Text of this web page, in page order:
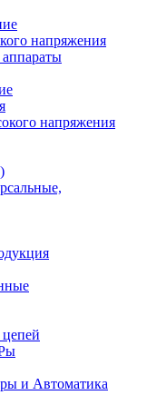
напряжения
напряжения
и Автоматика